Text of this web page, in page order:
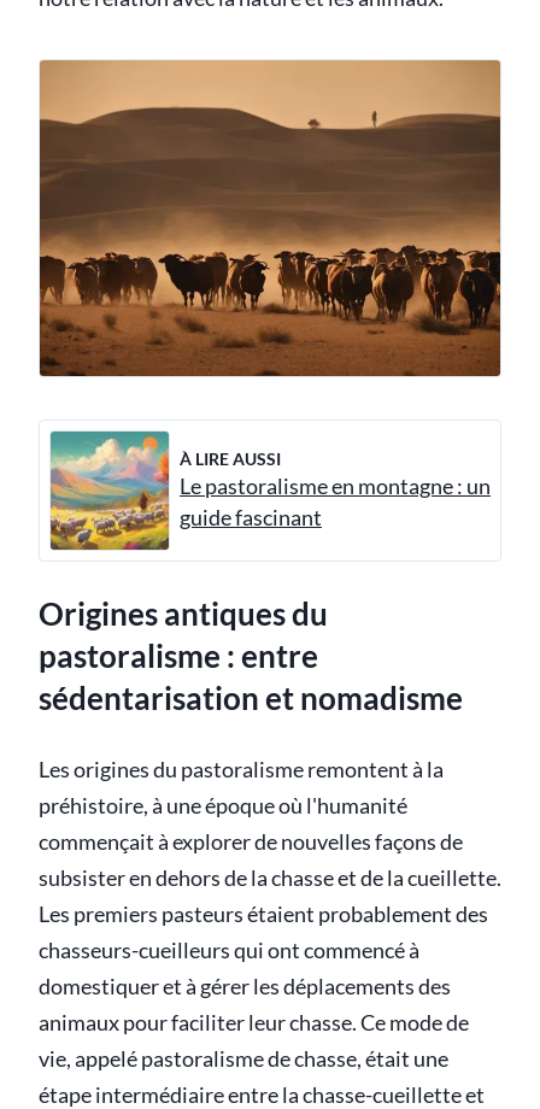
À LIRE AUSSI
Le pastoralisme en montagne : un
guide fascinant
Origines antiques du
pastoralisme : entre
sédentarisation et nomadisme
Les origines du pastoralisme remontent à la
préhistoire, à une époque où l'humanité
commençait à explorer de nouvelles façons de
subsister en dehors de la chasse et de la cueillette.
Les premiers pasteurs étaient probablement des
chasseurs-cueilleurs qui ont commencé à
domestiquer et à gérer les déplacements des
animaux pour faciliter leur chasse. Ce mode de
vie, appelé pastoralisme de chasse, était une
étape intermédiaire entre la chasse-cueillette et